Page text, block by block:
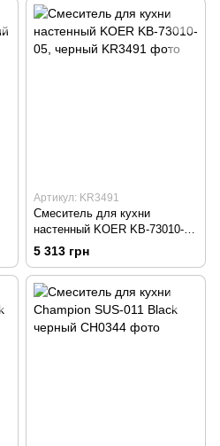
Артикул: KR3491
Смеситель для кухни
настенный KOER KB-73010-
05, черный
5 313 грн